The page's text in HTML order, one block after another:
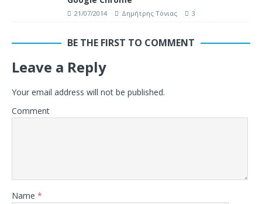
21/07/2014 Δημήτρης Τόνιας 3
BE THE FIRST TO COMMENT
Leave a Reply
Your email address will not be published.
Comment
Name *